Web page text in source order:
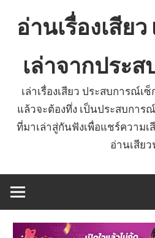
อ่านเรื่องเสียว
เล่าจากประ
เล่าเรื่องเสียว ประสบการณ์เ
แล้วจะต้องทึ่ง เป็นประสบการ
ที่มาเล่าสู่กันฟังเพื่อแชร์ความ
อ่านเสียว